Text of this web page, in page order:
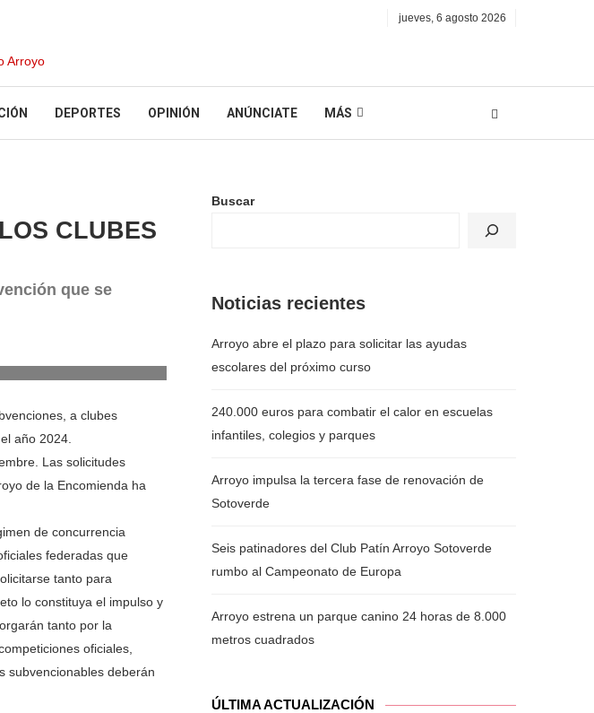
jueves, 6 agosto 2026
DEPORTES OPINIÓN ANÚNCIATE MÁS
CLUBES
que se
a clubes
año 2024.
Las solicitudes
de la Encomienda ha
de concurrencia
federadas que
tanto para
lo constituya el impulso y
tanto por la
oficiales,
subvencionables deberán
Buscar
Noticias recientes
Arroyo abre el plazo para solicitar las ayudas
escolares del próximo curso
240.000 euros para combatir el calor en escuelas
infantiles, colegios y parques
Arroyo impulsa la tercera fase de renovación de
Sotoverde
Seis patinadores del Club Patín Arroyo Sotoverde
rumbo al Campeonato de Europa
Arroyo estrena un parque canino 24 horas de 8.000
metros cuadrados
ÚLTIMA ACTUALIZACIÓN